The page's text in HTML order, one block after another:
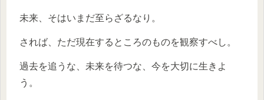
未来、そはいまだ至らざるなり。
されば、ただ現在するところのものを観察すべし。
過去を追うな、未来を待つな、今を大切に生きよ
う。